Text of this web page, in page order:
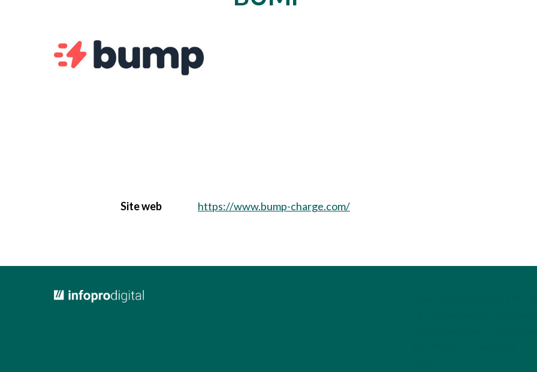
Site web https://www.bump-charge.com/